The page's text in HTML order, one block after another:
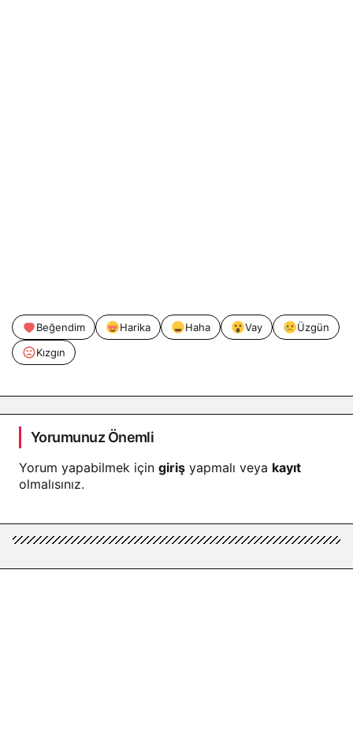
Beğendim Harika Haha Vay
Üzgün
Kızgın
Yorumunuz Önemli
Yorum yapabilmek için giriş yapmalı veya kayıt
olmalısınız.